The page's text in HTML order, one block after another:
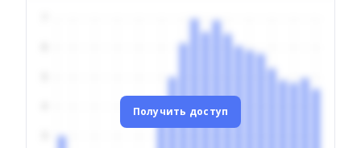
Получить доступ